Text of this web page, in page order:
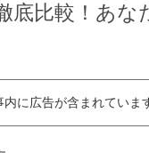
底比較！あな
内に広告が含まれていま